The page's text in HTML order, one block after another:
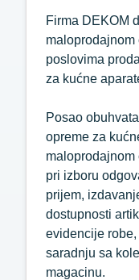
Firma DEKOM
maloprodajnom
poslovima
za kućne
Posao
opreme za
maloprodajnom
pri izboru
prijem,
dostupnosti
evidencije
saradnju sa
magacinu.